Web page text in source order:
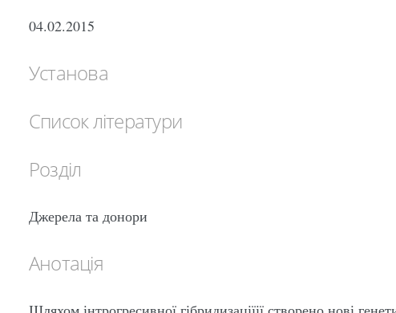
04.02.2015
Установа
Список літератури
Розділ
Джерела та донори
Анотація